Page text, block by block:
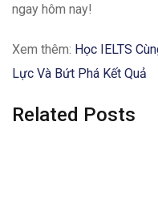
ngay hôm nay!
Xem thêm: Học IELTS
Lực Và Bứt Phá Kết Quả
Related Posts